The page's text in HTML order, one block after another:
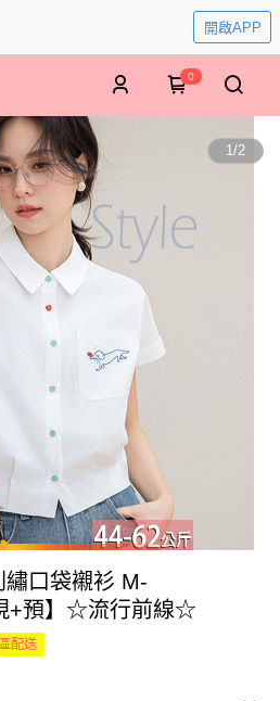
開啟APP
0
1/2
口袋襯衫 M-
+預】☆流行前線☆
配送